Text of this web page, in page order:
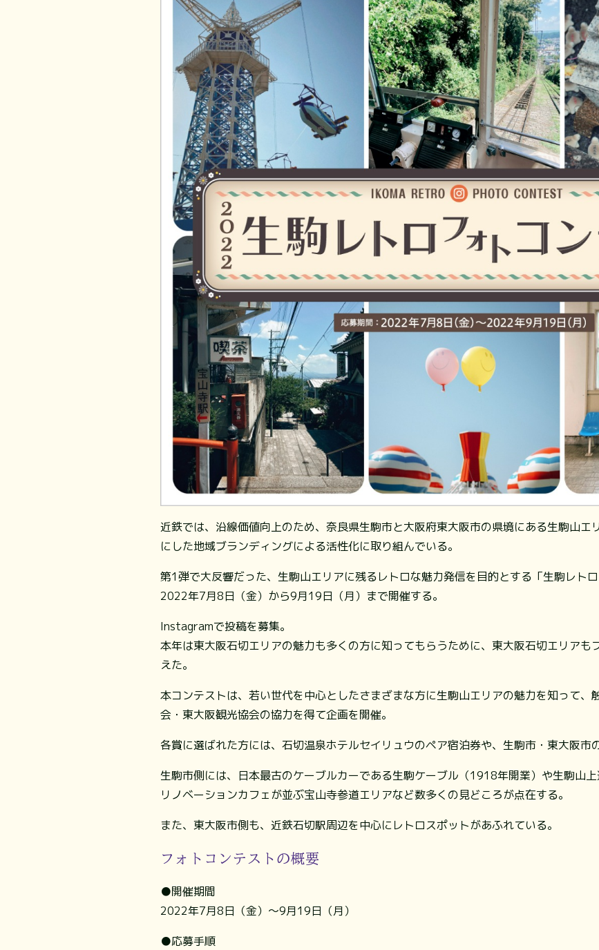
近鉄では、沿線価値向上のため、奈良県生駒市と大阪府東大阪市の県境にある生駒山エ
にした地域ブランディングによる活性化に取り組んでいる。
第1弾で大反響だった、生駒山エリアに残るレトロな魅力発信を目的とする「生駒レト
2022年7月8日（金）から9月19日（月）まで開催する。
Instagramで投稿を募集。
本年は東大阪石切エリアの魅力も多くの方に知ってもらうために、東大阪石切エリアも
えた。
本コンテストは、若い世代を中心としたさまざまな方に生駒山エリアの魅力を知って、
会・東大阪観光協会の協力を得て企画を開催。
各賞に選ばれた方には、石切温泉ホテルセイリュウのペア宿泊券や、生駒市・東大阪市
生駒市側には、日本最古のケーブルカーである生駒ケーブル（1918年開業）や生駒山
リノベーションカフェが並ぶ宝山寺参道エリアなど数多くの見どころが点在する。
また、東大阪市側も、近鉄石切駅周辺を中心にレトロスポットがあふれている。
フォトコンテストの概要
●開催期間
2022年7月8日（金）～9月19日（月）
●応募手順